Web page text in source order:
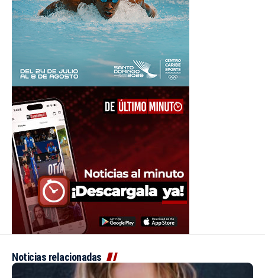
Noticias relacionadas